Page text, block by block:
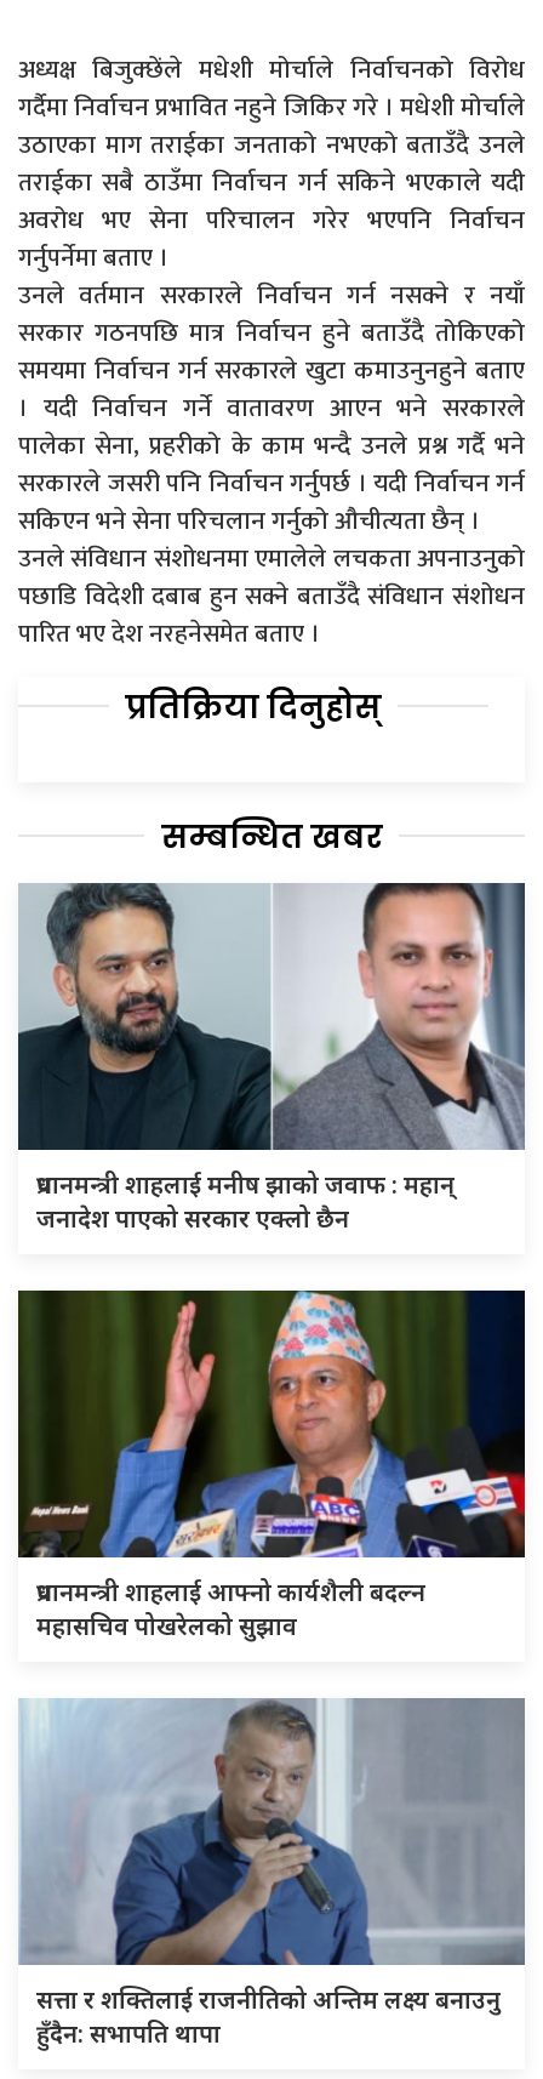
अध्यक्ष बिजुक्छेंले मधेशी मोर्चाले निर्वाचनको विरोध
गर्दैमा निर्वाचन प्रभावित नहुने जिकिर गरे । मधेशी मोर्चाले
उठाएका माग तराईका जनताको नभएको बताउँदै उनले
तराईका सबै ठाउँमा निर्वाचन गर्न सकिने भएकाले यदी
अवरोध भए सेना परिचालन गरेर भएपनि निर्वाचन
गर्नुपर्नेमा बताए ।
उनले वर्तमान सरकारले निर्वाचन गर्न नसक्ने र नयाँ
सरकार गठनपछि मात्र निर्वाचन हुने बताउँदै तोकिएको
समयमा निर्वाचन गर्न सरकारले खुटा कमाउनुनहुने बताए
। यदी निर्वाचन गर्ने वातावरण आएन भने सरकारले
पालेका सेना, प्रहरीको के काम भन्दै उनले प्रश्न गर्दै भने
सरकारले जसरी पनि निर्वाचन गर्नुपर्छ । यदी निर्वाचन गर्न
सकिएन भने सेना परिचलान गर्नुको औचीत्यता छैन् ।
उनले संविधान संशोधनमा एमालेले लचकता अपनाउनुको
पछाडि विदेशी दबाब हुन सक्ने बताउँदै संविधान संशोधन
पारित भए देश नरहनेसमेत बताए ।
प्रतिक्रिया दिनुहोस्
सम्बन्धित खबर
प्रधानमन्त्री शाहलाई मनीष झाको जवाफ : महान्
जनादेश पाएको सरकार एक्लो छैन
प्रधानमन्त्री शाहलाई आफ्नो कार्यशैली बदल्न
महासचिव पोखरेलको सुझाव
सत्ता र शक्तिलाई राजनीतिको अन्तिम लक्ष्य बनाउनु
हुँदैन: सभापति थापा